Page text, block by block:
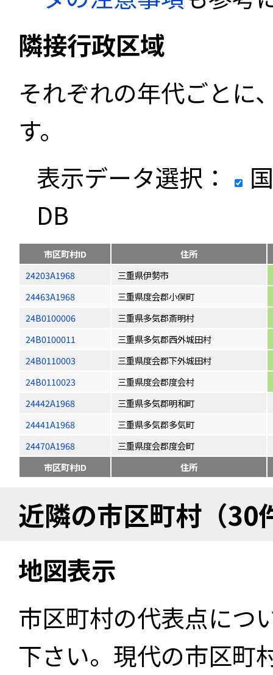
隣接行政区域
それぞれの年代ごとに
す。
表示データ選択：
DB
市区町村ID
住所
24203A1968
三重県伊勢市
24463A1968
三重県度会郡小俣町
24B0100006
三重県多気郡斎明村
24B0100011
三重県多気郡西外城田村
24B0110003
三重県度会郡下外城田村
24B0110023
三重県度会郡度会村
24442A1968
三重県多気郡明和町
24441A1968
三重県多気郡多気町
24470A1968
三重県度会郡度会町
市区町村ID
住所
近隣の市区町村（30
地図表示
市区町村の代表点につ
下さい。現代の市区町